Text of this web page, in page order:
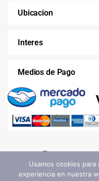
Ubicacion
Interes
Medios de Pago
Usamos cookies
experiencia en nuestra